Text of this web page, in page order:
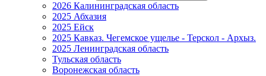
2026 Калининградская область
2025 Абхазия
2025 Ейск
2025 Кавказ. Чегемское ущелье - Терскол - Архыз.
2025 Ленинградская область
Тульская область
Воронежская область